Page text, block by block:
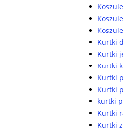
Koszule
Kurtki
Kurtki
Kurtki
Kurtki
Kurtki
kurtki
Kurtki
Kurtki